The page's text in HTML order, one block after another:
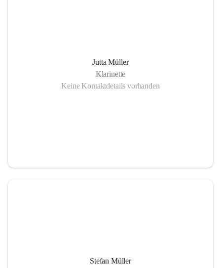
Jutta Müller
Klarinette
Keine Kontaktdetails vorhanden
Stefan Müller